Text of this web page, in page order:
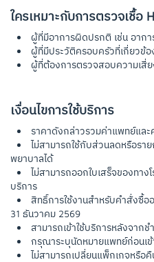
ใครเหมาะกับการตรวจเชื้อ
ผู้ที่มีอาการผิดปรกติ เช่น อาก
ผู้ที่มีประวัติครอบครัวที่เกี่ยวข้อ
ผู้ที่ต้องการตรวจสอบความเสี่
เงื่อนไขการใช้บริการ
ราคาดังกล่าวรวมค่าแพทย์แล
ไม่สามารถใช้กับส่วนลดหรือรา
พยาบาลได้
ไม่สามารถออกใบเสร็จของทาง
บริการ
สิทธิ์การใช้งานสำหรับคำสั่งซื้
31 ธันวาคม 2569
สามารถเข้าใช้บริการหลังจาก
กรุณาระบุนัดหมายแพทย์ก่อนเ
ไม่สามารถเปลี่ยนแพ็กเกจหรือ